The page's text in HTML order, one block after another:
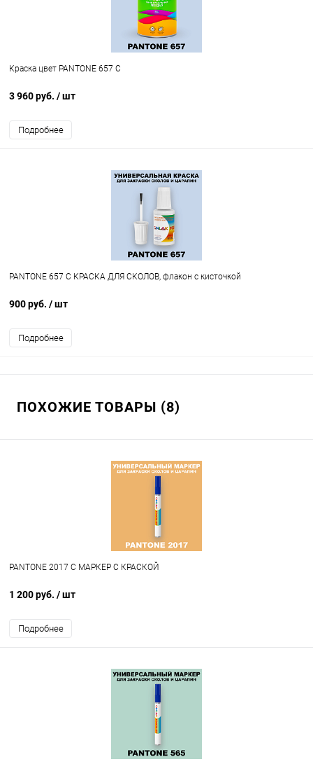
Краска цвет PANTONE 657 C
3 960 руб. / шт
Подробнее
PANTONE 657 C КРАСКА ДЛЯ СКОЛОВ, флакон с кисточкой
900 руб. / шт
Подробнее
ПОХОЖИЕ ТОВАРЫ (8)
PANTONE 2017 C МАРКЕР С КРАСКОЙ
1 200 руб. / шт
Подробнее